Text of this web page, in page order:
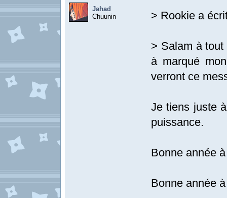
Jahad
Chuunin
> Rookie a
> Salam à
à marqué
verront ce
Je tiens juste
puissance.
Bonne année
Bonne année